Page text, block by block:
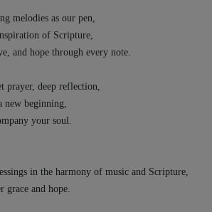
melodies as our pen,
of Scripture,
and hope through every note.
prayer, deep reflection,
new beginning,
your soul.
in the harmony of music and Scripture,
and hope.